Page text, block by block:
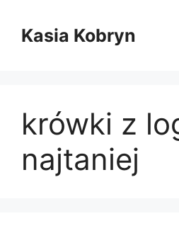
treściKasia Kobryn
krówki z
najtaniej